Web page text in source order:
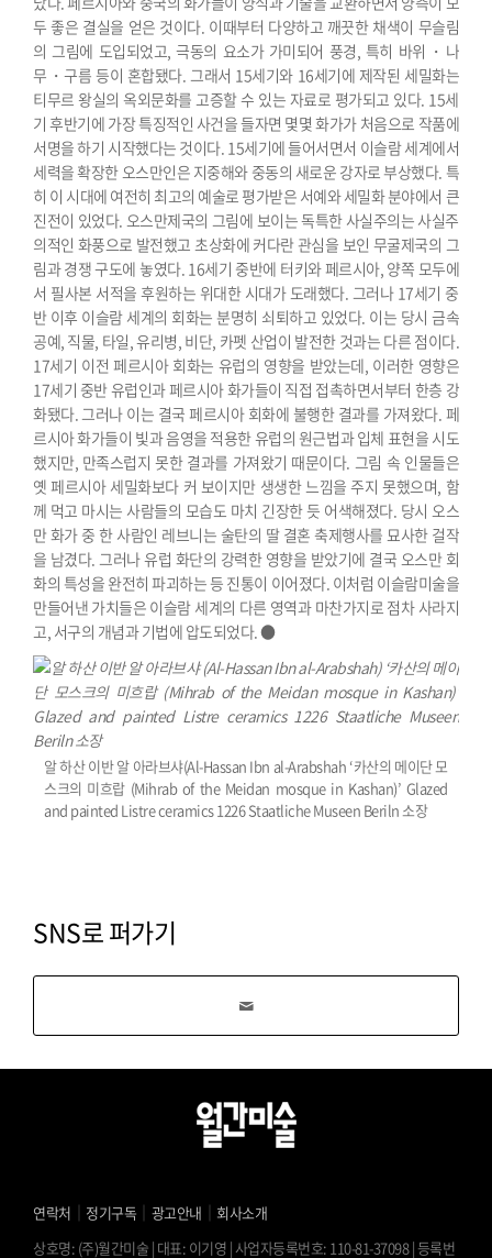
두 좋은 결실을 얻은 것이다. 이때부터 다양하고 깨끗한 채색이 무슬림
의 그림에 도입되었고, 극동의 요소가 가미되어 풍경, 특히 바위・나
무・구름 등이 혼합됐다. 그래서 15세기와 16세기에 제작된 세밀화는
티무르 왕실의 옥외문화를 고증할 수 있는 자료로 평가되고 있다. 15세
기 후반기에 가장 특징적인 사건을 들자면 몇몇 화가가 처음으로 작품에
서명을 하기 시작했다는 것이다. 15세기에 들어서면서 이슬람 세계에서
세력을 확장한 오스만인은 지중해와 중동의 새로운 강자로 부상했다. 특
히 이 시대에 여전히 최고의 예술로 평가받은 서예와 세밀화 분야에서 큰
진전이 있었다. 오스만제국의 그림에 보이는 독특한 사실주의는 사실주
의적인 화풍으로 발전했고 초상화에 커다란 관심을 보인 무굴제국의 그
림과 경쟁 구도에 놓였다. 16세기 중반에 터키와 페르시아, 양쪽 모두에
서 필사본 서적을 후원하는 위대한 시대가 도래했다. 그러나 17세기 중
반 이후 이슬람 세계의 회화는 분명히 쇠퇴하고 있었다. 이는 당시 금속
공예, 직물, 타일, 유리병, 비단, 카펫 산업이 발전한 것과는 다른 점이다.
17세기 이전 페르시아 회화는 유럽의 영향을 받았는데, 이러한 영향은
17세기 중반 유럽인과 페르시아 화가들이 직접 접촉하면서부터 한층 강
화됐다. 그러나 이는 결국 페르시아 회화에 불행한 결과를 가져왔다. 페
르시아 화가들이 빛과 음영을 적용한 유럽의 원근법과 입체 표현을 시도
했지만, 만족스럽지 못한 결과를 가져왔기 때문이다. 그림 속 인물들은
옛 페르시아 세밀화보다 커 보이지만 생생한 느낌을 주지 못했으며, 함
께 먹고 마시는 사람들의 모습도 마치 긴장한 듯 어색해졌다. 당시 오스
만 화가 중 한 사람인 레브니는 술탄의 딸 결혼 축제행사를 묘사한 걸작
을 남겼다. 그러나 유럽 화단의 강력한 영향을 받았기에 결국 오스만 회
화의 특성을 완전히 파괴하는 등 진통이 이어졌다. 이처럼 이슬람미술을
만들어낸 가치들은 이슬람 세계의 다른 영역과 마찬가지로 점차 사라지
고, 서구의 개념과 기법에 압도되었다. ●
알 하산 이반 알 아라브샤(Al-Hassan Ibn al-Arabshah ‘카산의 메이단 모
스크의 미흐랍 (Mihrab of the Meidan mosque in Kashan)’ Glazed
and painted Listre ceramics 1226 Staatliche Museen Beriln 소장
SNS로 퍼가기
연락처 정기구독 광고안내
회사소개
상호명: (주)월간미술 | 대표: 이기영 | 사업자등록번호: 110-81-37098 | 등록번